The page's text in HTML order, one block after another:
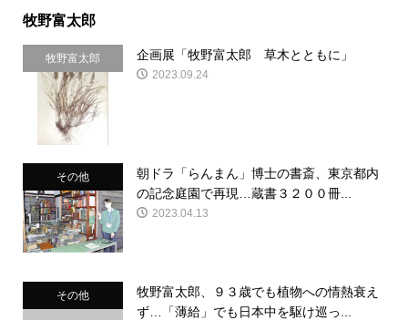
牧野富太郎
牧野富太郎 企画展「牧野富太郎 草木とともに」
2023.09.24
その他
朝ドラ「らんまん」博士の書斎、東京都内
の記念庭園で再現…蔵書３２００冊...
2023.04.13
その他
牧野富太郎、９３歳でも植物への情熱衰え
ず…「薄給」でも日本中を駆け巡っ...